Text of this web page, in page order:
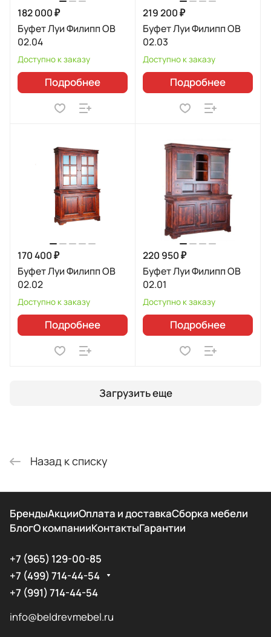
182 000 ₽
Буфет Луи Филипп ОВ
02.04
Доступно к заказу
Подробнее
219 200 ₽
Буфет Луи Филипп ОВ
02.03
Доступно к заказу
Подробнее
170 400 ₽
Буфет Луи Филипп ОВ
02.02
Доступно к заказу
Подробнее
220 950 ₽
Буфет Луи Филипп ОВ
02.01
Доступно к заказу
Подробнее
Загрузить еще
Назад к списку
БрендыАкцииОплата и доставкаСборка мебели
БлогО компанииКонтактыГарантии
+7 (965) 129-00-85
+7 (499) 714-44-54
+7 (991) 714-44-54
info@beldrevmebel.ru